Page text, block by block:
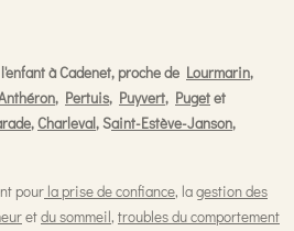
à Cadenet, proche de Lourmarin,
, Pertuis, Puyvert, Pugetet
,Charleval, Saint-Estève-Janson,
pour la prise de confiance, lagestion des
etdu sommeil, troubles du comportement